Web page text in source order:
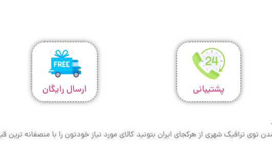
پشتیبانی ارسال رایگان
ترافیک شهری از هرکجای ایران بتونید کالای مورد نیاز خودتون را با منصفانه